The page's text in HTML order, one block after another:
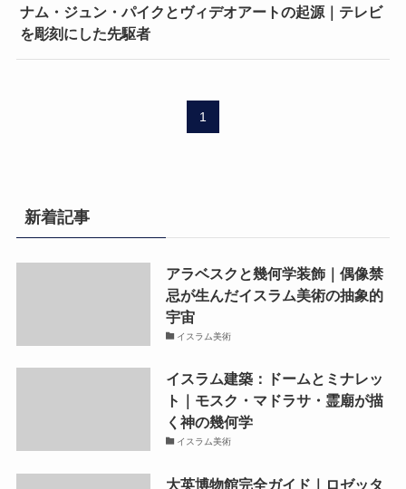
ナム・ジュン・パイクとヴィデオアートの起源｜テレビ
を彫刻にした先駆者
1
新着記事
アラベスクと幾何学装飾｜偶像禁
忌が生んだイスラム美術の抽象的
宇宙
イスラム美術
イスラム建築：ドームとミナレッ
ト｜モスク・マドラサ・霊廟が描
く神の幾何学
イスラム美術
大英博物館完全ガイド｜ロゼッタ